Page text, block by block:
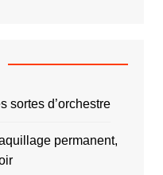
sortes d’orchestre
permanent,